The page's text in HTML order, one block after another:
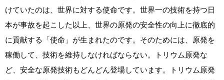
けていたのは、世界に対する使命です。世界一の技術を持つ日
本が事故を起こした以上、世界の原発の安全性の向上に徹底的
に貢献する「使命」が生まれたのです。そのためには、原発を
稼働して、技術を維持しなければならない。トリウム原発な
ど、安全な原発技術もどんどん登場しています。トリウム原発